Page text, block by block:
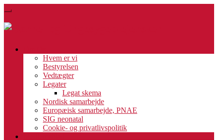
Skip
main
Toggle
navigation
Hvem er vi
Bestyrelsen
Vedtægter
Legater
Legat skema
Nordisk samarbejde
Europæisk samarbejde, PNAE
SIG neonatal
Cookie- og privatlivspolitik